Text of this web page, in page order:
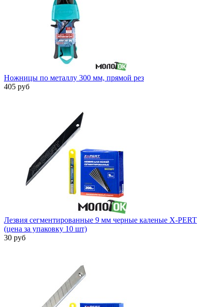
Ножницы по металлу 300 мм, прямой рез
405 руб
Лезвия сегментированные 9 мм черные каленые X-PERT
(цена за упаковку 10 шт)
30 руб